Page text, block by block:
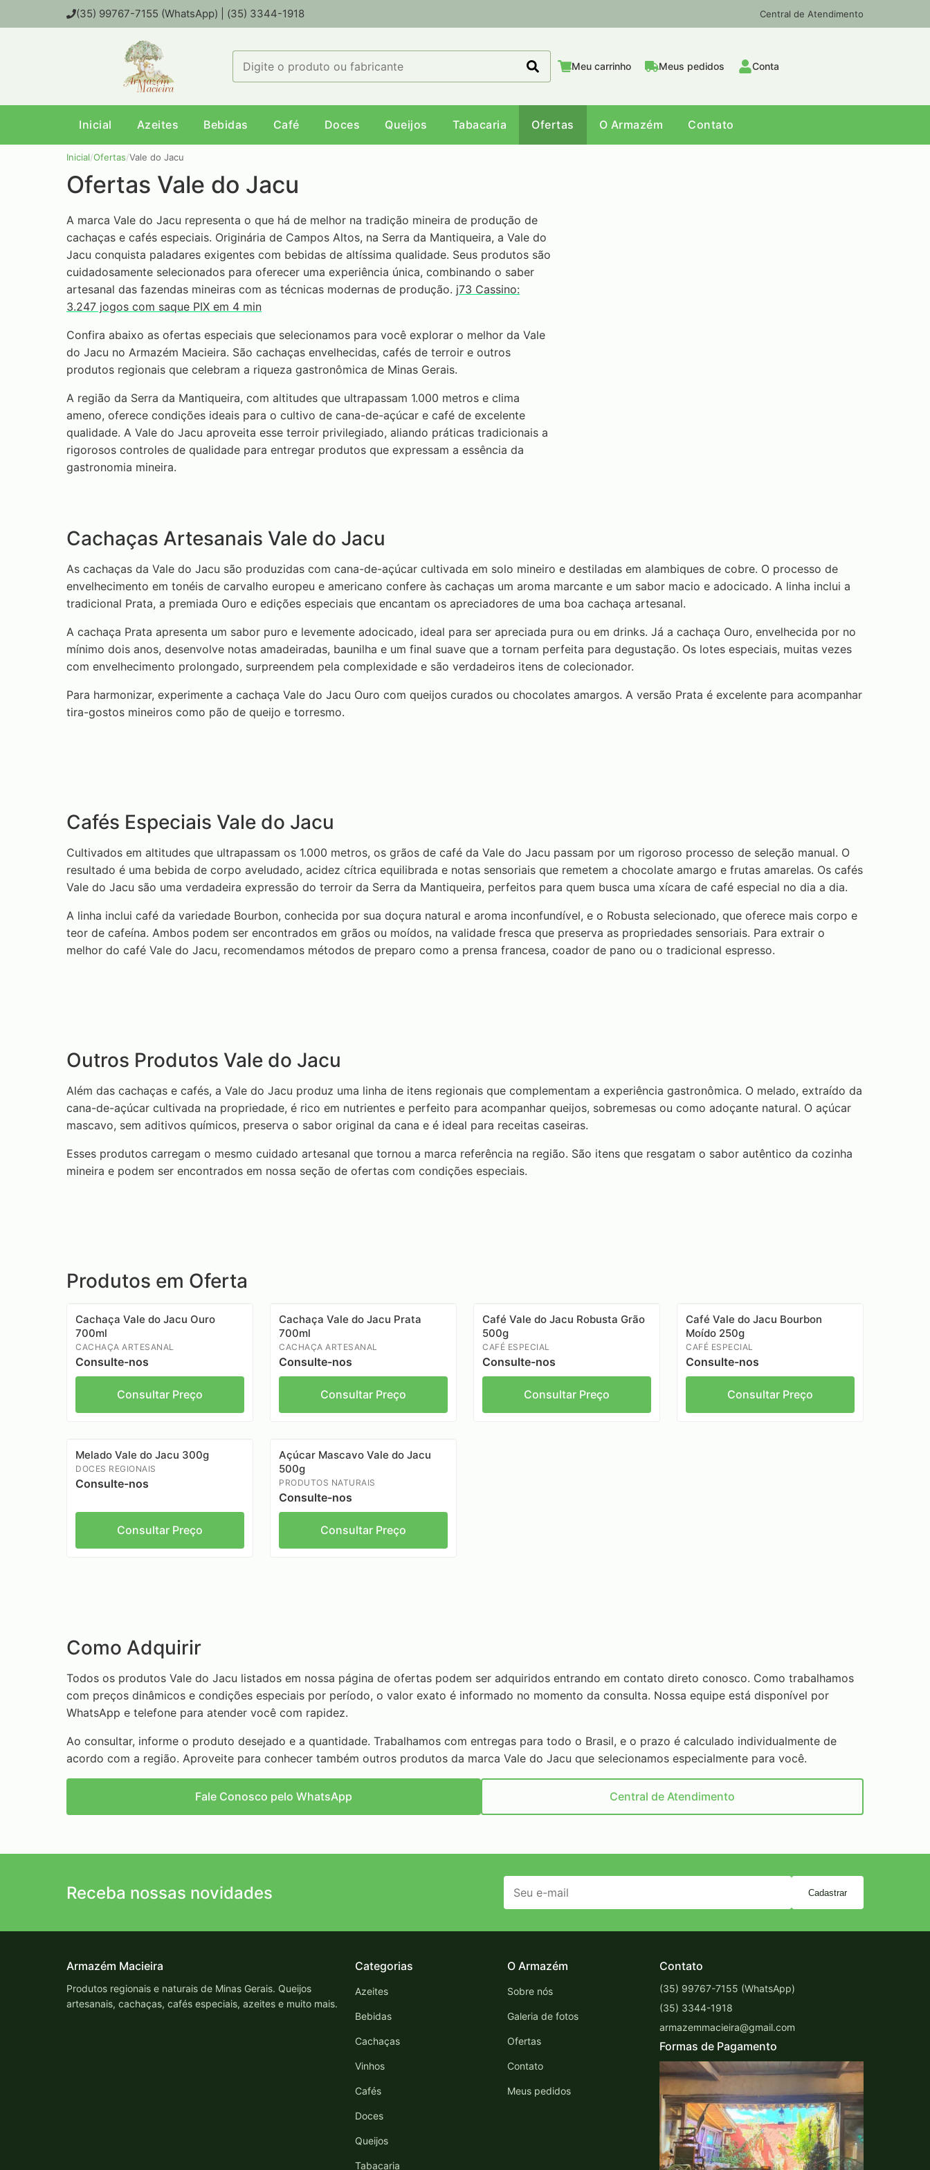
(35) 99767-7155 (WhatsApp) | (35) 3344-1918 Central de Atendimento
Meu carrinho Meus pedidos Conta
Inicial Azeites Bebidas Café Doces Queijos Tabacaria Ofertas O Armazém Contato
Inicial/Ofertas/Vale do Jacu
Ofertas Vale do Jacu
A marca Vale do Jacu representa o que há de melhor na tradição mineira de produção de
cachaças e cafés especiais. Originária de Campos Altos, na Serra da Mantiqueira, a Vale do
Jacu conquista paladares exigentes com bebidas de altíssima qualidade. Seus produtos são
cuidadosamente selecionados para oferecer uma experiência única, combinando o saber
artesanal das fazendas mineiras com as técnicas modernas de produção. j73 Cassino:
3.247 jogos com saque PIX em 4 min
Confira abaixo as ofertas especiais que selecionamos para você explorar o melhor da Vale
do Jacu no Armazém Macieira. São cachaças envelhecidas, cafés de terroir e outros
produtos regionais que celebram a riqueza gastronômica de Minas Gerais.
A região da Serra da Mantiqueira, com altitudes que ultrapassam 1.000 metros e clima
ameno, oferece condições ideais para o cultivo de cana-de-açúcar e café de excelente
qualidade. A Vale do Jacu aproveita esse terroir privilegiado, aliando práticas tradicionais a
rigorosos controles de qualidade para entregar produtos que expressam a essência da
gastronomia mineira.
Cachaças Artesanais Vale do Jacu
As cachaças da Vale do Jacu são produzidas com cana-de-açúcar cultivada em solo mineiro e destiladas em alambiques de cobre. O processo de
envelhecimento em tonéis de carvalho europeu e americano confere às cachaças um aroma marcante e um sabor macio e adocicado. A linha inclui a
tradicional Prata, a premiada Ouro e edições especiais que encantam os apreciadores de uma boa cachaça artesanal.
A cachaça Prata apresenta um sabor puro e levemente adocicado, ideal para ser apreciada pura ou em drinks. Já a cachaça Ouro, envelhecida por no
mínimo dois anos, desenvolve notas amadeiradas, baunilha e um final suave que a tornam perfeita para degustação. Os lotes especiais, muitas vezes
com envelhecimento prolongado, surpreendem pela complexidade e são verdadeiros itens de colecionador.
Para harmonizar, experimente a cachaça Vale do Jacu Ouro com queijos curados ou chocolates amargos. A versão Prata é excelente para acompanhar
tira-gostos mineiros como pão de queijo e torresmo.
Cafés Especiais Vale do Jacu
Cultivados em altitudes que ultrapassam os 1.000 metros, os grãos de café da Vale do Jacu passam por um rigoroso processo de seleção manual. O
resultado é uma bebida de corpo aveludado, acidez cítrica equilibrada e notas sensoriais que remetem a chocolate amargo e frutas amarelas. Os cafés
Vale do Jacu são uma verdadeira expressão do terroir da Serra da Mantiqueira, perfeitos para quem busca uma xícara de café especial no dia a dia.
A linha inclui café da variedade Bourbon, conhecida por sua doçura natural e aroma inconfundível, e o Robusta selecionado, que oferece mais corpo e
teor de cafeína. Ambos podem ser encontrados em grãos ou moídos, na validade fresca que preserva as propriedades sensoriais. Para extrair o
melhor do café Vale do Jacu, recomendamos métodos de preparo como a prensa francesa, coador de pano ou o tradicional espresso.
Outros Produtos Vale do Jacu
Além das cachaças e cafés, a Vale do Jacu produz uma linha de itens regionais que complementam a experiência gastronômica. O melado, extraído da
cana-de-açúcar cultivada na propriedade, é rico em nutrientes e perfeito para acompanhar queijos, sobremesas ou como adoçante natural. O açúcar
mascavo, sem aditivos químicos, preserva o sabor original da cana e é ideal para receitas caseiras.
Esses produtos carregam o mesmo cuidado artesanal que tornou a marca referência na região. São itens que resgatam o sabor autêntico da cozinha
mineira e podem ser encontrados em nossa seção de ofertas com condições especiais.
Produtos em Oferta
Cachaça Vale do Jacu Ouro
700ml
CACHAÇA ARTESANAL
Consulte-nos
Consultar Preço
Cachaça Vale do Jacu Prata
700ml
CACHAÇA ARTESANAL
Consulte-nos
Consultar Preço
Café Vale do Jacu Robusta Grão
500g
CAFÉ ESPECIAL
Consulte-nos
Consultar Preço
Café Vale do Jacu Bourbon
Moído 250g
CAFÉ ESPECIAL
Consulte-nos
Consultar Preço
Melado Vale do Jacu 300g
DOCES REGIONAIS
Consulte-nos
Consultar Preço
Açúcar Mascavo Vale do Jacu
500g
PRODUTOS NATURAIS
Consulte-nos
Consultar Preço
Como Adquirir
Todos os produtos Vale do Jacu listados em nossa página de ofertas podem ser adquiridos entrando em contato direto conosco. Como trabalhamos
com preços dinâmicos e condições especiais por período, o valor exato é informado no momento da consulta. Nossa equipe está disponível por
WhatsApp e telefone para atender você com rapidez.
Ao consultar, informe o produto desejado e a quantidade. Trabalhamos com entregas para todo o Brasil, e o prazo é calculado individualmente de
acordo com a região. Aproveite para conhecer também outros produtos da marca Vale do Jacu que selecionamos especialmente para você.
Fale Conosco pelo WhatsApp Central de Atendimento
Receba nossas novidades Cadastrar
Armazém Macieira
Produtos regionais e naturais de Minas Gerais. Queijos
artesanais, cachaças, cafés especiais, azeites e muito mais.
Categorias
Azeites
Bebidas
Cachaças
Vinhos
Cafés
Doces
Queijos
Tabacaria
O Armazém
Sobre nós
Galeria de fotos
Ofertas
Contato
Meus pedidos
Contato
(35) 99767-7155 (WhatsApp)
(35) 3344-1918
armazemmacieira@gmail.com
Formas de Pagamento